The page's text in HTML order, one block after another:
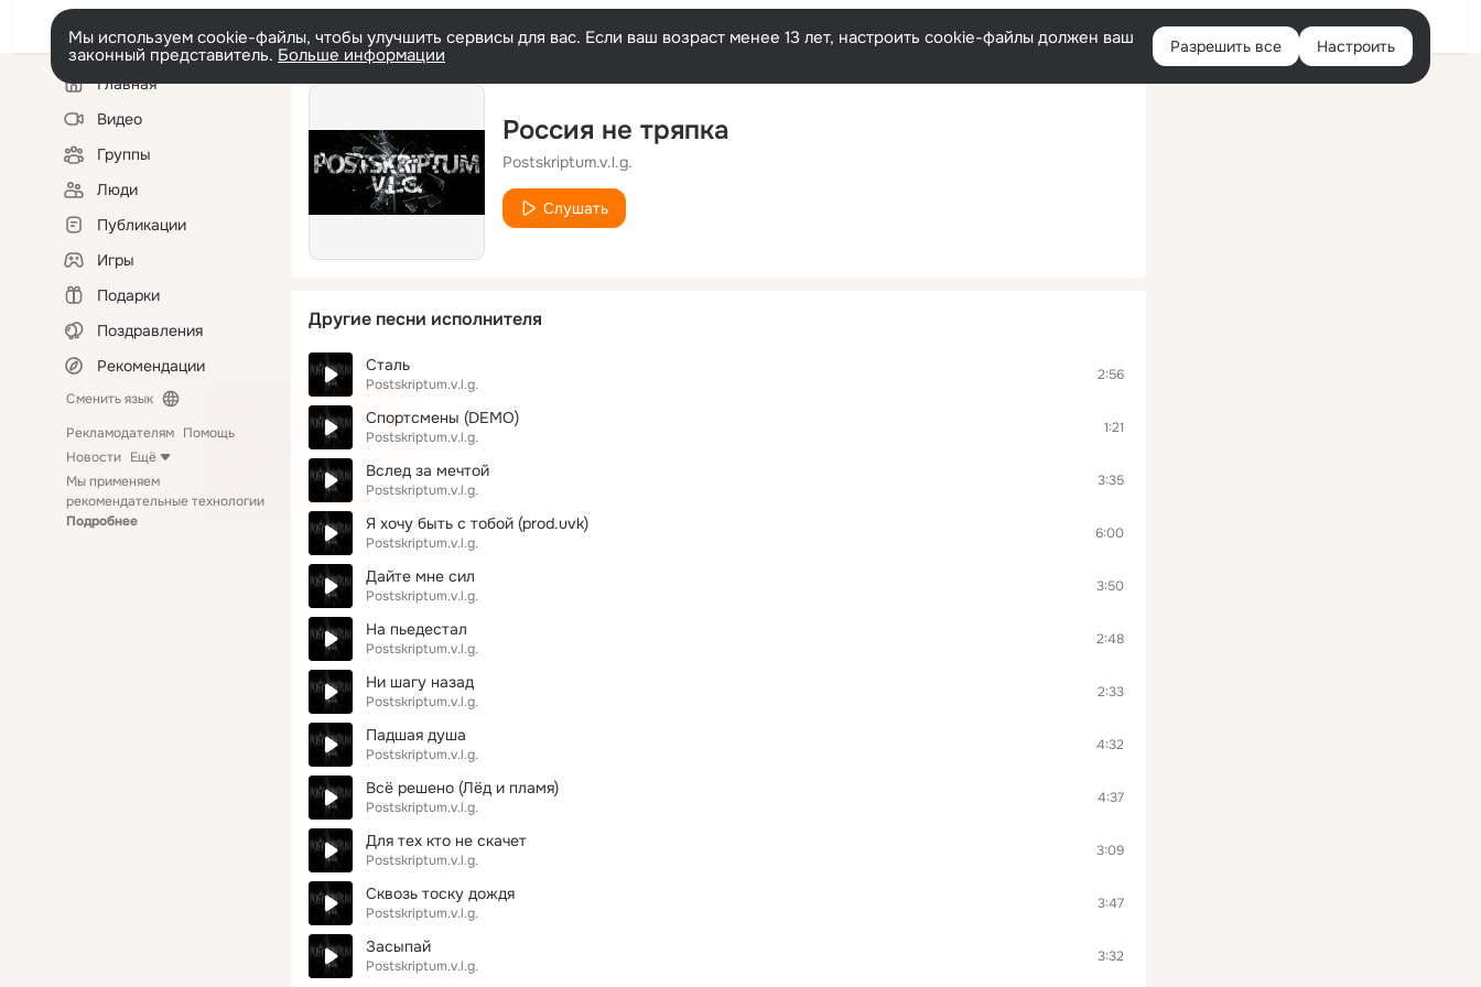
Войти
Мы используем cookie-файлы, чтобы улучшить сервисы для вас. Если ваш возраст менее 13 лет, настроить cookie-файлы должен ваш
законный представитель. Больше информации Разрешить все Настроить
Левая
колонкаГлавная
Видео
Группы
Люди
Публикации
Игры
Подарки
Поздравления
Рекомендации
Сменить язык
Рекламодателям Помощь
Новости Ещё
Мы применяем
рекомендательные технологии
Подробнее
Россия не тряпка
Postskriptum.v.l.g.
Слушать
Другие песни исполнителя
Сталь
Postskriptum.v.l.g.
2:56
Спортсмены (DEMO)
Postskriptum.v.l.g.
1:21
Вслед за мечтой
Postskriptum.v.l.g.
3:35
Я хочу быть с тобой (prod.uvk)
Postskriptum.v.l.g.
6:00
Дайте мне сил
Postskriptum.v.l.g.
3:50
На пьедестал
Postskriptum.v.l.g.
2:48
Ни шагу назад
Postskriptum.v.l.g.
2:33
Падшая душа
Postskriptum.v.l.g.
4:32
Всё решено (Лёд и пламя)
Postskriptum.v.l.g.
4:37
Для тех кто не скачет
Postskriptum.v.l.g.
3:09
Сквозь тоску дождя
Postskriptum.v.l.g.
3:47
Засыпай
Postskriptum.v.l.g.
3:32